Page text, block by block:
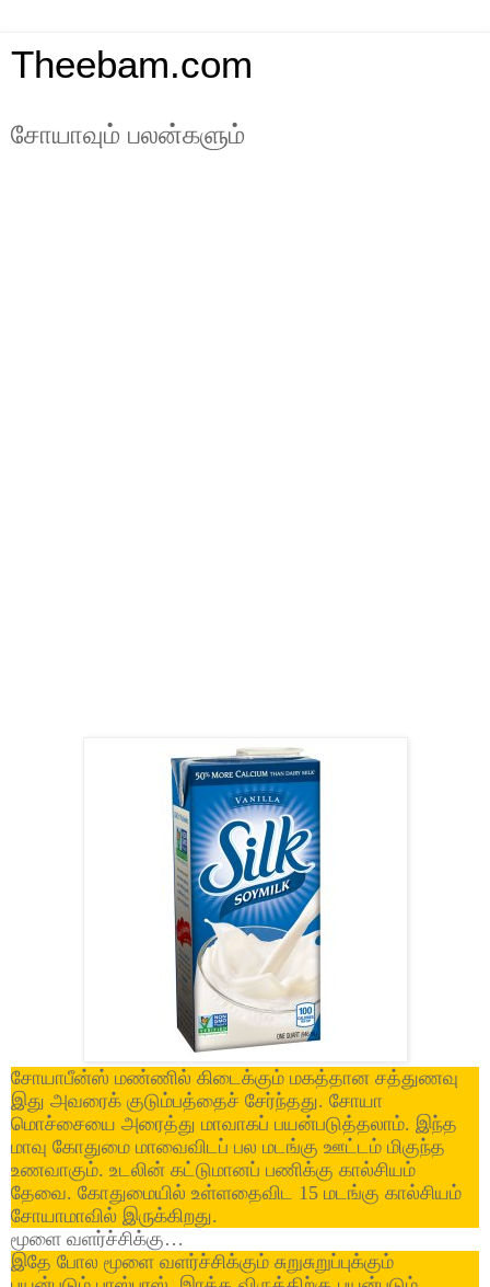
Theebam.com
சோயாவும் பலன்களும்
சோயாபீன்ஸ் மண்ணில் கிடைக்கும் மகத்தான சத்துணவு
இது அவரைக் குடும்பத்தைச் சேர்ந்தது. சோயா
மொச்சையை அரைத்து மாவாகப் பயன்படுத்தலாம். இந்த
மாவு கோதுமை மாவைவிடப் பல மடங்கு ஊட்டம் மிகுந்த
உணவாகும். உடலின் கட்டுமானப் பணிக்கு கால்சியம்
தேவை. கோதுமையில் உள்ளதைவிட 15 மடங்கு கால்சியம்
சோயாமாவில் இருக்கிறது.
மூளை வளர்ச்சிக்கு…
இதே போல மூளை வளர்ச்சிக்கும் சுறுசுறுப்புக்கும்